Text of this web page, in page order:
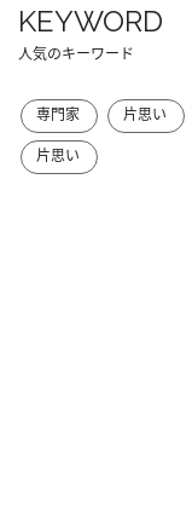
KEYWORD
人気のキーワード
専門家 片思い
片思い